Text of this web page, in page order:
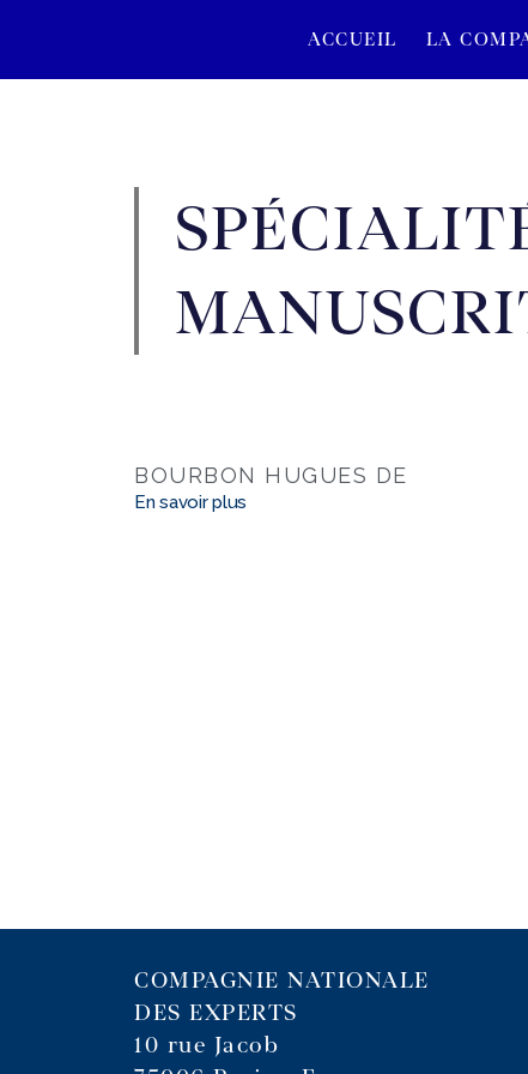
ACCUEIL LA
BOURBON HUGUES DE
En savoir plus
COMPAGNIE NATIONALE
DES EXPERTS
10 rue Jacob